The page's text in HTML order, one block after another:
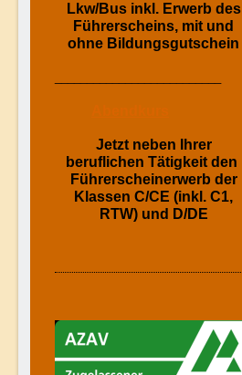
Lkw/Bus inkl. Erwerb des
Führerscheins, mit und
ohne Bildungsgutschein
Jetzt neben Ihrer
beruflichen Tätigkeit den
Führerscheinerwerb der
Klassen C/CE (inkl. C1,
RTW) und D/DE